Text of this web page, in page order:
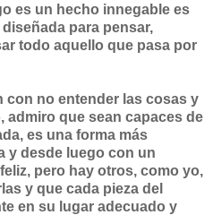
es un hecho innegable es
para pensar,
todo aquello que pasa por
con no entender las cosas y
admiro que sean capaces de
es una forma más
y desde luego con un
pero hay otros, como yo,
y que cada pieza del
en su lugar adecuado y